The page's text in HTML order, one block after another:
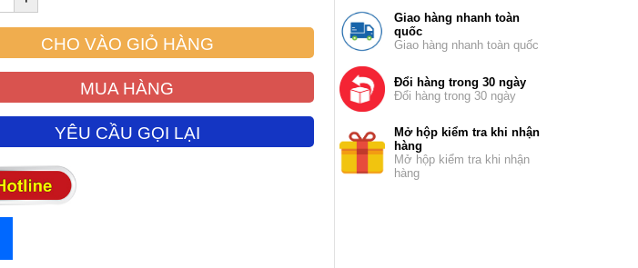
CHO VÀO GIỎ HÀNG
MUA HÀNG
YÊU CẦU GỌI LẠI
Giao hàng nhanh toàn
quốc
Giao hàng nhanh toàn quốc
Đổi hàng trong 30 ngày
Đổi hàng trong 30 ngày
Mở hộp kiểm tra khi nhận
hàng
Mở hộp kiểm tra khi nhận
hàng